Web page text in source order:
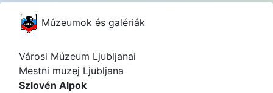
Múzeumok és galériák
Városi Múzeum Ljubljanai
Mestni muzej Ljubljana
Szlovén Alpok